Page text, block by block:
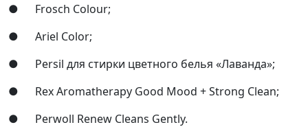
● Frosch Colour;
● Ariel Color;
● Persil для стирки цветного белья «Лаванда»;
● Rex Aromatherapy Good Mood + Strong Clean;
● Perwoll Renew Cleans Gently.